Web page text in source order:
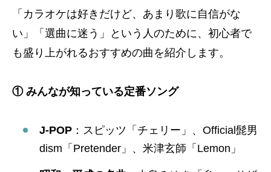
「カラオケは好きだけど、あまり歌に自信がな
い」「選曲に迷う」という人のために、初心者で
も盛り上がれるおすすめの曲を紹介します。
① みんなが知っている定番ソング
J-POP ：スピッツ「チェリー」、Official髭男
dism「Pretender」、米津玄師「Lemon」